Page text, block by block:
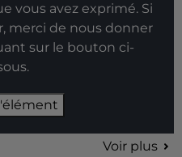
vous avez exprimé. Si
merci de nous donner
sur le bouton ci-
Voir plus